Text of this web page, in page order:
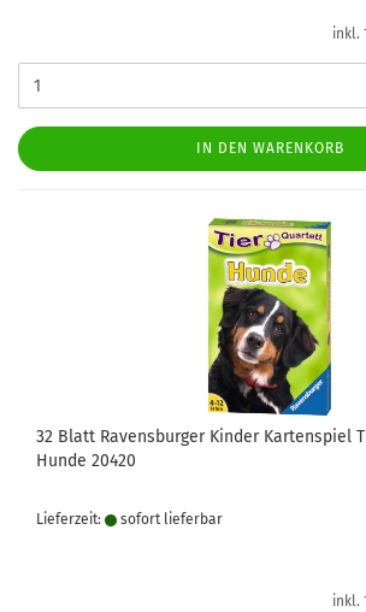
inkl.
IN DEN WARENKORB
32 Blatt Ravensburger Kinder Kartenspiel
Hunde 20420
Lieferzeit: sofort lie­fer­bar
inkl.